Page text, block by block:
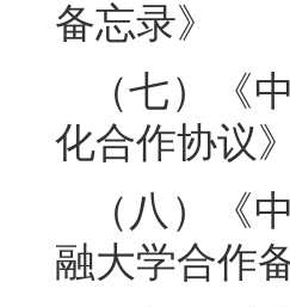
备忘录》
（七）《
化合作协议》
（八）《
融大学合作